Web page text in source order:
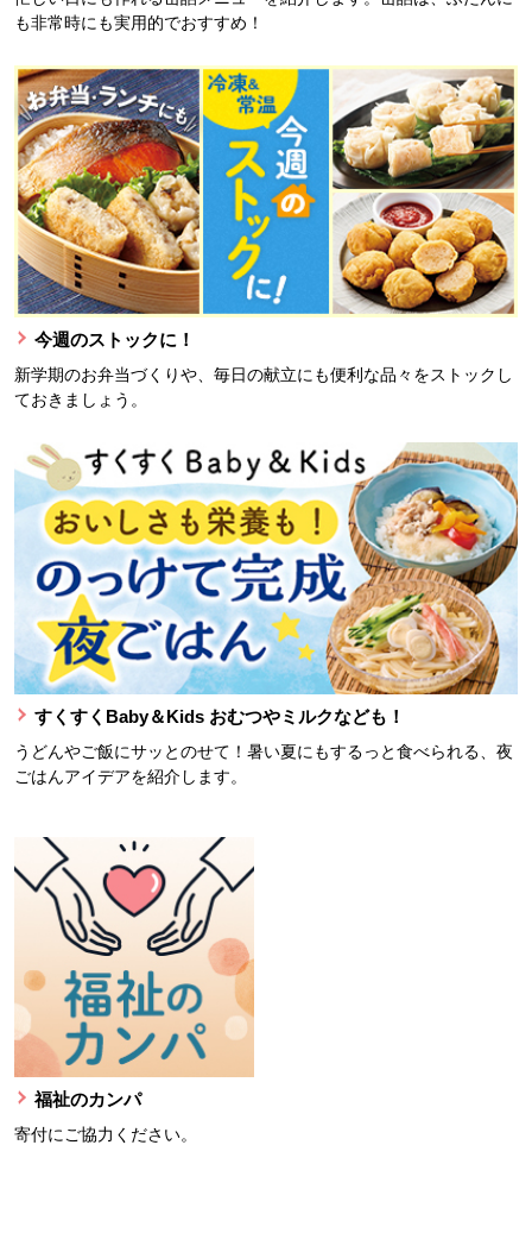
も非常時にも実用的でおすすめ！
今週のストックに！
新学期のお弁当づくりや、毎日の献立にも便利な品々をストックし
ておきましょう。
すくすくBaby＆Kids おむつやミルクなども！
うどんやご飯にサッとのせて！暑い夏にもするっと食べられる、夜
ごはんアイデアを紹介します。
福祉のカンパ
寄付にご協力ください。